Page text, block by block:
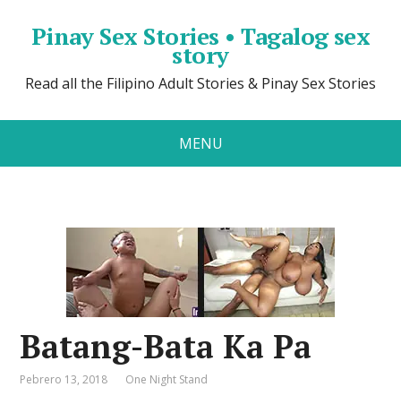
Pinay Sex Stories • Tagalog sex
story
Read all the Filipino Adult Stories & Pinay Sex Stories
MENU
Batang-Bata Ka Pa
Pebrero 13, 2018 One Night Stand